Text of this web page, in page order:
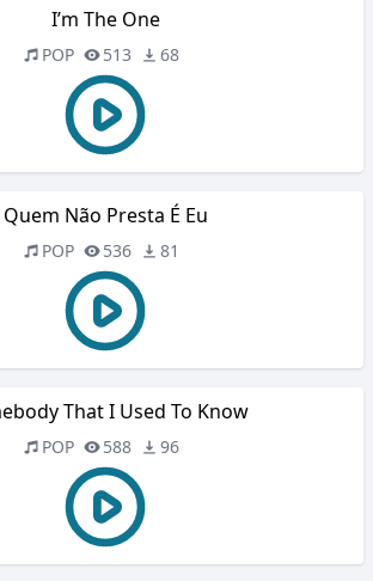
I’m The One
POP 513 68
Quem Não Presta É Eu
POP 536 81
That I Used To Know
POP 588 96